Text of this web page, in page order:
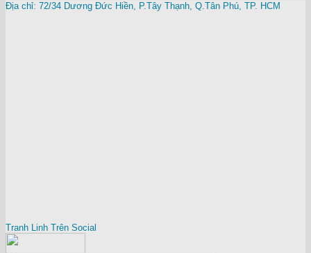
Địa chỉ: 72/34 Dương Đức Hiền, P.Tây Thạnh, Q.Tân Phú, TP. HCM
Tranh Linh Trên Social